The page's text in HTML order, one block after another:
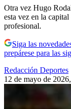
Otra vez Hugo
esta vez en la
profesional.
Siga las
prepárese para las
Redacción Deportes
12 de mayo de